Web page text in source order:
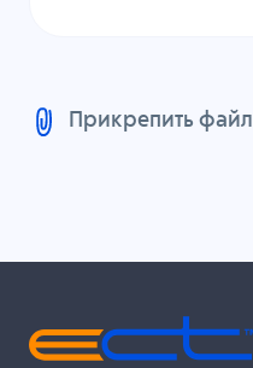
Прикрепить файл